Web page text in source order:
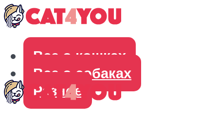
Все о кошках
Все о собаках
Разное